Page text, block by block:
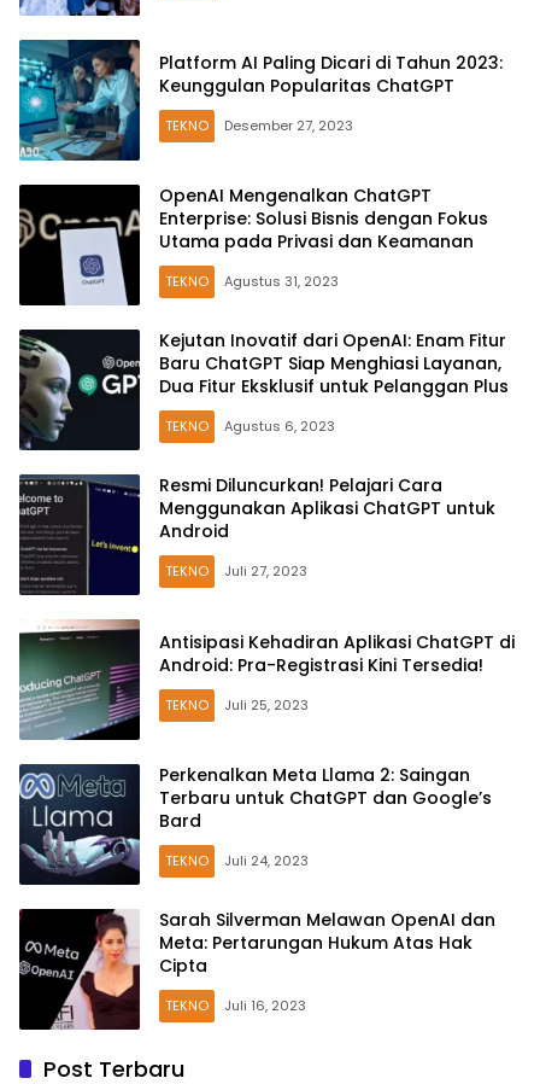
Platform AI Paling Dicari di Tahun 2023:
Keunggulan Popularitas ChatGPT
TEKNO Desember 27, 2023
OpenAI Mengenalkan ChatGPT
Enterprise: Solusi Bisnis dengan Fokus
Utama pada Privasi dan Keamanan
TEKNO Agustus 31, 2023
Kejutan Inovatif dari OpenAI: Enam Fitur
Baru ChatGPT Siap Menghiasi Layanan,
Dua Fitur Eksklusif untuk Pelanggan Plus
TEKNO Agustus 6, 2023
Resmi Diluncurkan! Pelajari Cara
Menggunakan Aplikasi ChatGPT untuk
Android
TEKNO Juli 27, 2023
Antisipasi Kehadiran Aplikasi ChatGPT di
Android: Pra-Registrasi Kini Tersedia!
TEKNO Juli 25, 2023
Perkenalkan Meta Llama 2: Saingan
Terbaru untuk ChatGPT dan Google’s
Bard
TEKNO Juli 24, 2023
Sarah Silverman Melawan OpenAI dan
Meta: Pertarungan Hukum Atas Hak
Cipta
TEKNO Juli 16, 2023
Post Terbaru